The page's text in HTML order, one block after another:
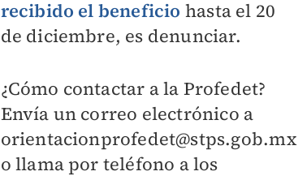
recibido el beneficio hasta el 20
de diciembre, es denunciar.
¿Cómo contactar a la Profedet?
Envía un correo electrónico a
orientacionprofedet@stps.gob.mx
o llama por teléfono a los